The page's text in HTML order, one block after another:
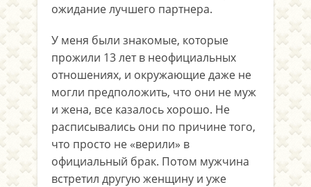
ожидание лучшего партнера.
У меня были знакомые, которые
прожили 13 лет в неофициальных
отношениях, и окружающие даже не
могли предположить, что они не муж
и жена, все казалось хорошо. Не
расписывались они по причине того,
что просто не «верили» в
официальный брак. Потом мужчина
встретил другую женщину и уже